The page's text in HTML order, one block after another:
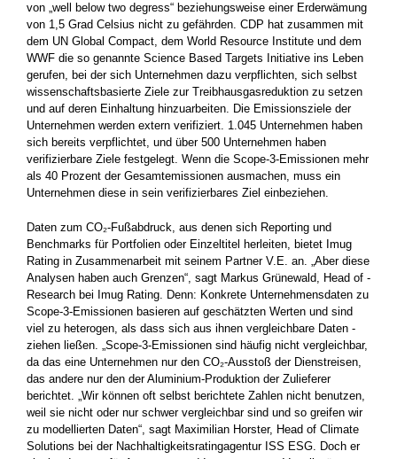
von „well below two ­degress“ beziehungsweise einer Erderwämung
von 1,5 Grad Celsius nicht zu gefährden. CDP hat zusammen mit
dem UN Global Compact, dem World Resource Institute und dem
WWF die so genannte Science Based Targets Initiative ins Leben
gerufen, bei der sich Unternehmen dazu verpflichten, sich selbst
wissenschaftsbasierte Ziele zur Treibhausgasreduktion zu setzen
und auf deren Einhaltung hinzuarbeiten. Die Emissionsziele der
Unternehmen werden extern verifiziert. 1.045 Unternehmen haben
sich bereits verpflichtet, und über 500 Unternehmen haben
verifizierbare Ziele­ festgelegt. Wenn die Scope-3-Emissionen mehr
als 40 Prozent der ­Gesamtemissionen ausmachen, muss ein
Unternehmen diese in sein verifizierbares Ziel einbeziehen.
Daten zum CO₂-Fußabdruck, aus denen sich Reporting und
Benchmarks für Portfolien oder Einzeltitel herleiten, bietet Imug
Rating in Zusammenarbeit mit seinem Partner V.E. an. „Aber diese
Analysen haben auch Grenzen“, sagt Markus Grünewald, Head of ­
Research bei Imug Rating. Denn: Konkrete Unternehmensdaten zu
Scope-3-Emissionen basieren auf geschätzten Werten und sind
viel zu heterogen, als dass sich aus ihnen vergleichbare Daten ­
ziehen ließen. „Scope-3-Emissionen sind häufig nicht vergleichbar,
da das eine Unternehmen nur den CO₂-Ausstoß der Dienstreisen,
das andere nur den der Aluminium-Produktion der Zulieferer
berichtet. „Wir können oft selbst berichtete Zahlen nicht benutzen,
weil sie nicht oder nur schwer vergleichbar sind und so greifen wir
zu modellierten Daten“, sagt Maximilian Horster, Head of Climate
Solutions bei der Nachhaltigkeitsratingagentur ISS ESG. Doch er